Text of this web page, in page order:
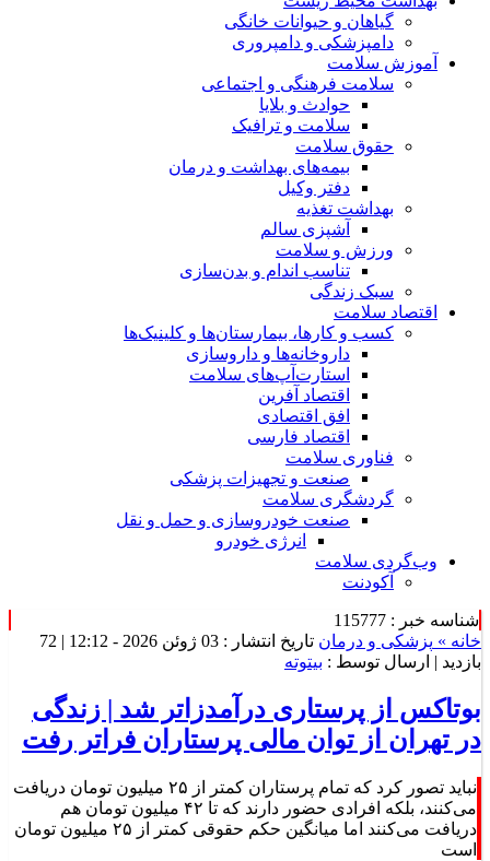
گیاهان و حیوانات خانگی
دامپزشکی و دامپروری
آموزش سلامت
سلامت فرهنگی و اجتماعی
حوادث و بلایا
سلامت و ترافیک
حقوق سلامت
بیمه‌های بهداشت و درمان
دفتر وکیل
بهداشت تغذیه
آشپزی سالم
ورزش و سلامت
تناسب اندام و بدن‌سازی
سبک زندگی
اقتصاد سلامت
کسب و کارها، بیمارستان‌ها و کلینیک‌ها
داروخانه‌ها و داروسازی
استارت‌آپ‌های سلامت
اقتصاد آفرین
افق اقتصادی
اقتصاد فارسی
فناوری سلامت
صنعت و تجهیزات پزشکی
گردشگری سلامت
صنعت خودروسازی و حمل و نقل
انرژی خودرو
وب‌گردی سلامت
آکودنت
شناسه خبر : 115777
خانه » پزشکی و درمان تاریخ انتشار : 03 ژوئن 2026 - 12:12 |
72
بازدید | ارسال توسط : بیتوته
بوتاکس از پرستاری درآمدزاتر شد | زندگی
در تهران از توان مالی پرستاران فراتر رفت
نباید تصور کرد که تمام پرستاران کمتر از ۲۵ میلیون تومان دریافت
می‌کنند، بلکه افرادی حضور دارند که تا ۴۲ میلیون تومان هم
دریافت می‌کنند اما میانگین حکم حقوقی کمتر از ۲۵ میلیون تومان
است